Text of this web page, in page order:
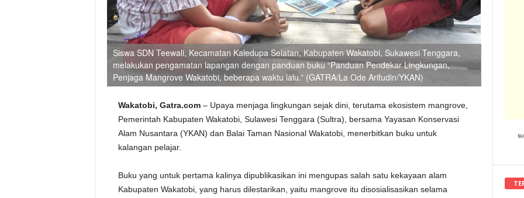
Siswa SDN Teewali, Kecamatan Kaledupa Selatan, Kabupaten Wakatobi, Sukawesi Tenggara,
melakukan pengamatan lapangan dengan panduan buku “Panduan Pendekar Lingkungan,
Penjaga Mangrove Wakatobi, beberapa waktu lalu.” (GATRA/La Ode Arifudin/YKAN)
Wakatobi, Gatra.com– Upaya menjaga lingkungan sejak dini, terutama ekosistem mangrove,
Pemerintah Kabupaten Wakatobi, Sulawesi Tenggara (Sultra), bersama Yayasan Konservasi
Alam Nusantara (YKAN) dan Balai Taman Nasional Wakatobi, menerbitkan buku untuk
kalangan pelajar.
Buku yang untuk pertama kalinya dipublikasikan ini mengupas salah satu kekayaan alam
Kabupaten Wakatobi, yang harus dilestarikan, yaitu mangrove itu disosialisasikan selama